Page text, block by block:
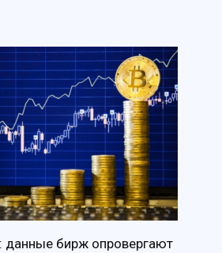
данные бирж опровергают